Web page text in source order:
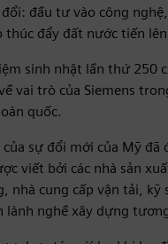
đầu tư vào công
thúc đẩy đất nước tiến
sinh nhật lần thứ 250
vai trò của Siemens
quốc.
sự đổi mới của Mỹ đã
viết bởi các nhà sản
nhà cung cấp vận tải, kỹ
lành nghề xây dựng